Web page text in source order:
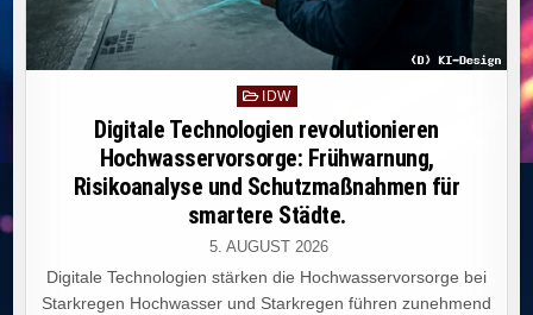
Posted
in
IDW
Digitale Technologien revolutionieren
Hochwasservorsorge: Frühwarnung,
Risikoanalyse und Schutzmaßnahmen für
smartere Städte.
5. AUGUST 2026
Digitale Technologien stärken die Hochwasservorsorge bei
Starkregen Hochwasser und Starkregen führen zunehmend